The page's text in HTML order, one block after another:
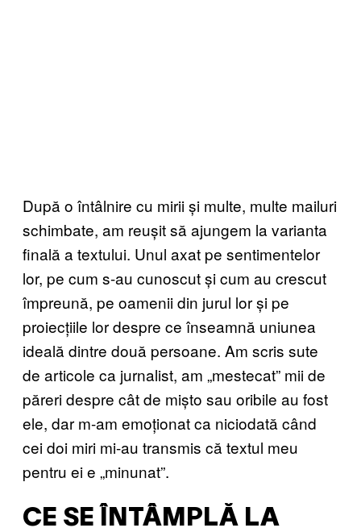
După o întâlnire cu mirii și multe, multe mailuri
schimbate, am reușit să ajungem la varianta
finală a textului. Unul axat pe sentimentelor
lor, pe cum s-au cunoscut și cum au crescut
împreună, pe oamenii din jurul lor și pe
proiecțiile lor despre ce înseamnă uniunea
ideală dintre două persoane. Am scris sute
de articole ca jurnalist, am „mestecat” mii de
păreri despre cât de mișto sau oribile au fost
ele, dar m-am emoționat ca niciodată când
cei doi miri mi-au transmis că textul meu
pentru ei e „minunat”.
CE SE ÎNTÂMPLĂ LA